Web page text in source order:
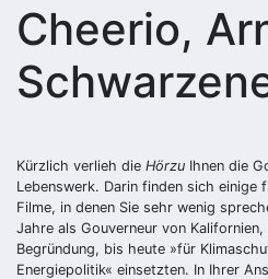
Cheerio,
Kürzlich verlieh die Hörzu Ihnen die
Lebenswerk. Darin finden sich einige
Filme, in denen Sie sehr wenig
Jahre als Gouverneur von
Begründung, bis heute »für
Energiepolitik« einsetzten. In Ihrer